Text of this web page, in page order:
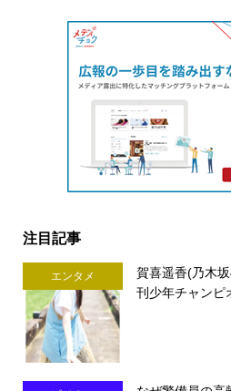
注目記事
エンタメ
賀喜遥香(乃木
刊少年チャン